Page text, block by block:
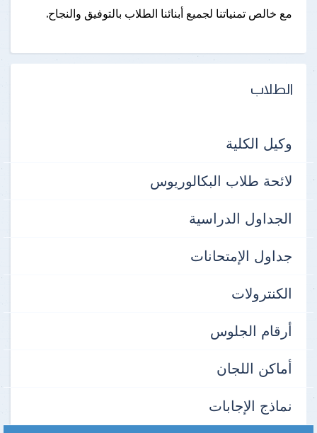
مع خالص تمنياتنا لجميع أبنائنا الطلاب بالتوفيق والنجاح.
الطلاب
وكيل الكلية
لائحة طلاب البكالوريوس
الجداول الدراسية
جداول الإمتحانات
الكنترولات
أرقام الجلوس
أماكن اللجان
نماذج الإجابات